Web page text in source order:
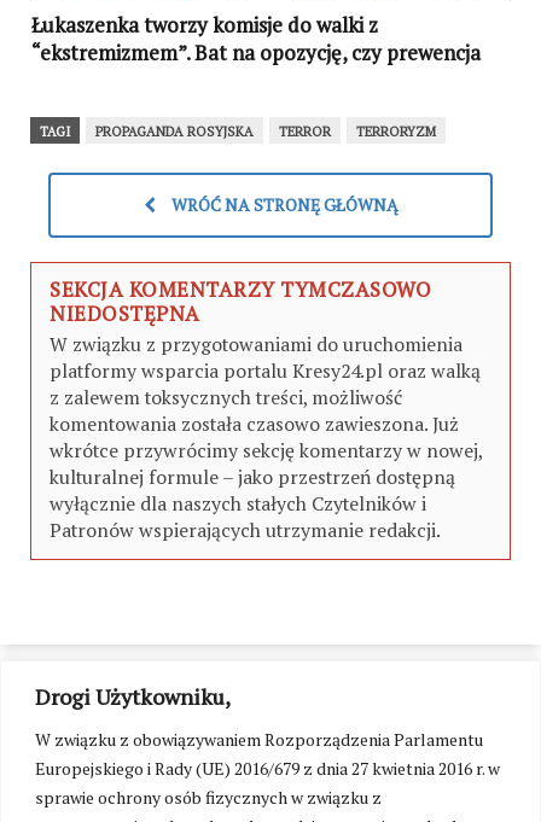
Drogi Użytkowniku,
W związku z obowiązywaniem Rozporządzenia Parlamentu
Europejskiego i Rady (UE) 2016/679 z dnia 27 kwietnia 2016 r. w
sprawie ochrony osób fizycznych w związku z
Łukaszenka tworzy komisje do walki z
“ekstremizmem”. Bat na opozycję, czy prewencja
TAGI PROPAGANDA ROSYJSKA TERROR TERRORYZM
WRÓĆ NA STRONĘ GŁÓWNĄ
SEKCJA KOMENTARZY TYMCZASOWO
NIEDOSTĘPNA
W związku z przygotowaniami do uruchomienia
platformy wsparcia portalu Kresy24.pl oraz walką
z zalewem toksycznych treści, możliwość
komentowania została czasowo zawieszona. Już
wkrótce przywrócimy sekcję komentarzy w nowej,
kulturalnej formule – jako przestrzeń dostępną
wyłącznie dla naszych stałych Czytelników i
Patronów wspierających utrzymanie redakcji.